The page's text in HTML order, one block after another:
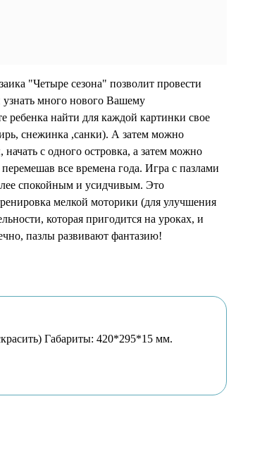
"Четыре сезона" позволит провести
узнать много нового Вашему
ребенка найти для каждой картинки свое
снежинка ,санки). А затем можно
начать с одного островка, а затем можно
все времена года. Игра с пазлами
спокойным и усидчивым. Это
мелкой моторики (для улучшения
которая пригодится на уроках, и
пазлы развивают фантазию!
Габариты: 420*295*15 мм.